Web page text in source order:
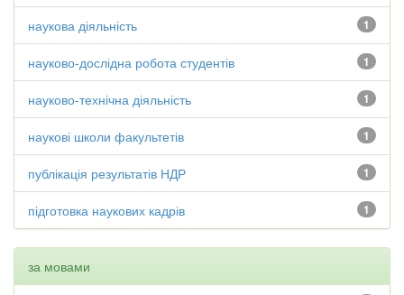
1
наукова діяльність
1
науково-дослідна робота студентів
1
науково-технічна діяльність
1
наукові школи факультетів
1
публікація результатів НДР
1
підготовка наукових кадрів
за мовами